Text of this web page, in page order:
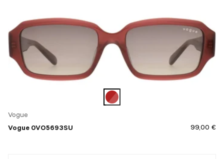
Vogue
Vogue 0VO5693SU
99,00 €